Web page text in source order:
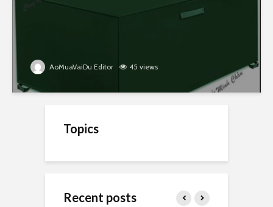
AoMuaVaiDu Editor 45 views
Topics
Recent posts